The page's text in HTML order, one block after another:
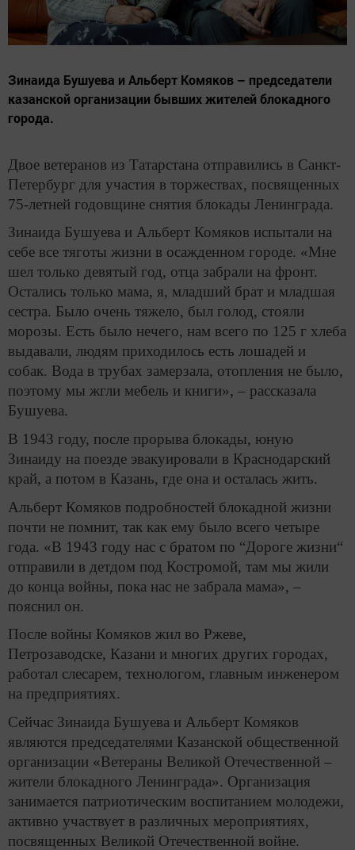
Зинаида Бушуева и Альберт Комяков – председатели
казанской организации бывших жителей блокадного
города.
Двое ветеранов из Татарстана отправились в Санкт-
Петербург для участия в торжествах, посвященных
75-летней годовщине снятия блокады Ленинграда.
Зинаида Бушуева и Альберт Комяков испытали на
себе все тяготы жизни в осажденном городе. «Мне
шел только девятый год, отца забрали на фронт.
Остались только мама, я, младший брат и младшая
сестра. Было очень тяжело, был голод, стояли
морозы. Есть было нечего, нам всего по 125 г хлеба
выдавали, людям приходилось есть лошадей и
собак. Вода в трубах замерзала, отопления не было,
поэтому мы жгли мебель и книги», – рассказала
Бушуева.
В 1943 году, после прорыва блокады, юную
Зинаиду на поезде эвакуировали в Краснодарский
край, а потом в Казань, где она и осталась жить.
Альберт Комяков подробностей блокадной жизни
почти не помнит, так как ему было всего четыре
года. «В 1943 году нас с братом по “Дороге жизни“
отправили в детдом под Костромой, там мы жили
до конца войны, пока нас не забрала мама», –
пояснил он.
После войны Комяков жил во Ржеве,
Петрозаводске, Казани и многих других городах,
работал слесарем, технологом, главным инженером
на предприятиях.
Сейчас Зинаида Бушуева и Альберт Комяков
являются председателями Казанской общественной
организации «Ветераны Великой Отечественной –
жители блокадного Ленинграда». Организация
занимается патриотическим воспитанием молодежи,
активно участвует в различных мероприятиях,
посвященных Великой Отечественной войне.